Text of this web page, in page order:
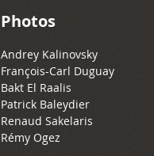
Photos
Andrey Kalinovsky
François-Carl Duguay
Bakt El Raalis
Patrick Baleydier
Renaud Sakelaris
Rémy Ogez